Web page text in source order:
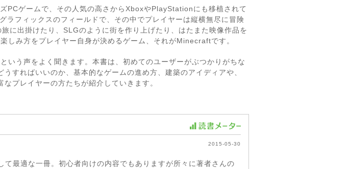
ゲームで、その人気の高さからXboxやPlayStationにも移植されて
フィックスのフィールドで、その中でプレイヤーは縦横無尽に冒険
に出掛けたり、SLGのように街を作り上げたり、はたまた映像作品を
しみ方をプレイヤー自身が決めるゲーム、それがMinecraftです。
いう声をよく聞きます。本書は、初めてのユーザーがぶつかりがちな
すればいいのか、基本的なゲームの進め方、建築のアイディアや、
プレイヤーの方たちが紹介していきます。
2015-05-30
最適な一冊。初心者向けの内容でもありますが所々に著者さんの